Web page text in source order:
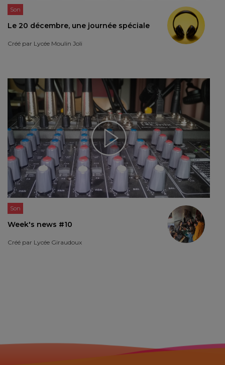
Son
Le 20 décembre, une journée spéciale
Créé par Lycée Moulin Joli
Son
Week's news #10
Créé par Lycée Giraudoux